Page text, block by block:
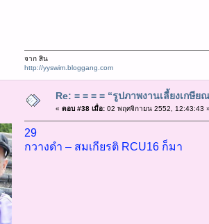
จาก สิน
http://yyswim.bloggang.com
Re: = = = = “รูปภาพงานเลี้ยงเกษี
« ตอบ #38 เมื่อ:02 พฤศจิกายน 2552, 12:43:43
29
กวางดำ – สมเกียรติ RCU16 ก็มา